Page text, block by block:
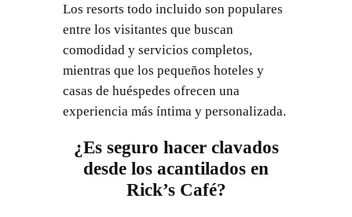
Los resorts todo incluido son populares
entre los visitantes que buscan
comodidad y servicios completos,
mientras que los pequeños hoteles y
casas de huéspedes ofrecen una
experiencia más íntima y personalizada.
¿Es seguro hacer clavados
desde los acantilados en
Rick’s Café?